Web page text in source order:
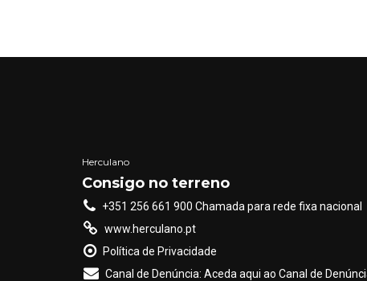
Herculano
Consigo no terreno
+351 256 661 900 Chamada para rede fixa nacional
www.herculano.pt
Política de Privacidade
Canal de Denúncia: Aceda aqui ao Canal de